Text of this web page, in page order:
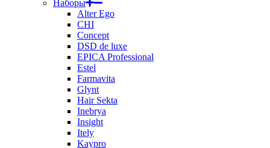
Наборы
Alter Ego
CHI
Concept
DSD de luxe
EPICA Professional
Estel
Farmavita
Glynt
Hair Sekta
Inebrya
Insight
Itely
Kaypro